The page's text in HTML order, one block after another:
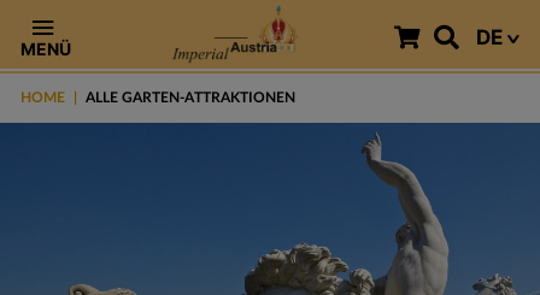
MENÜ DE
HOME ALLE GARTEN-ATTRAKTIONEN